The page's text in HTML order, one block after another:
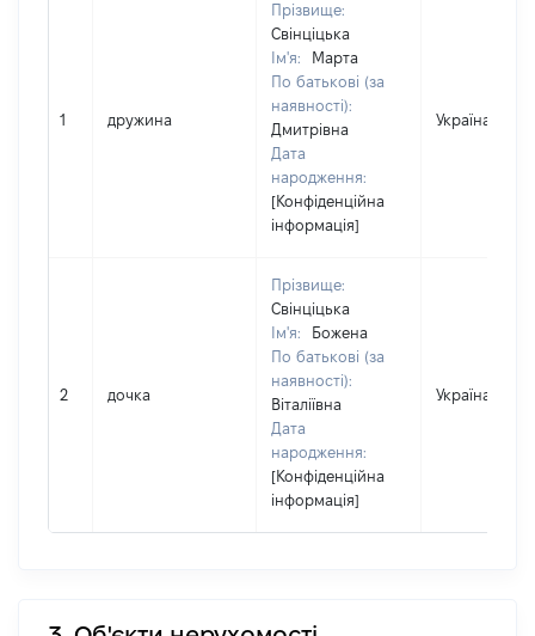
1 дружина
Прізвище:
Свінціцька
Ім'я:
Марта
По батькові (за
наявності):
Дмитрівна
Дата
народження:
[Конфіденційна
інформація]
Україна
2 дочка
Прізвище:
Свінціцька
Ім'я:
Божена
По батькові (за
наявності):
Віталіївна
Дата
народження:
[Конфіденційна
інформація]
Україна